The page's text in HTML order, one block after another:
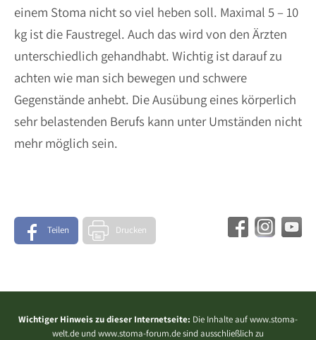
einem Stoma nicht so viel heben soll. Maximal 5 – 10
kg ist die Faustregel. Auch das wird von den Ärzten
unterschiedlich gehandhabt. Wichtig ist darauf zu
achten wie man sich bewegen und schwere
Gegenstände anhebt. Die Ausübung eines körperlich
sehr belastenden Berufs kann unter Umständen nicht
mehr möglich sein.
Teilen Drucken
Wichtiger Hinweis zu dieser Internetseite: Die Inhalte auf www.stoma-
welt.de und www.stoma-forum.de sind ausschließlich zu